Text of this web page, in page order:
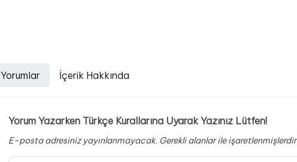
Yorumlar İçerik Hakkında
Yorum Yazarken Türkçe Kurallarına Uyarak Yazınız Lütfen!
E-posta adresiniz yayınlanmayacak. Gerekli alanlarile işaretlenmişlerdir